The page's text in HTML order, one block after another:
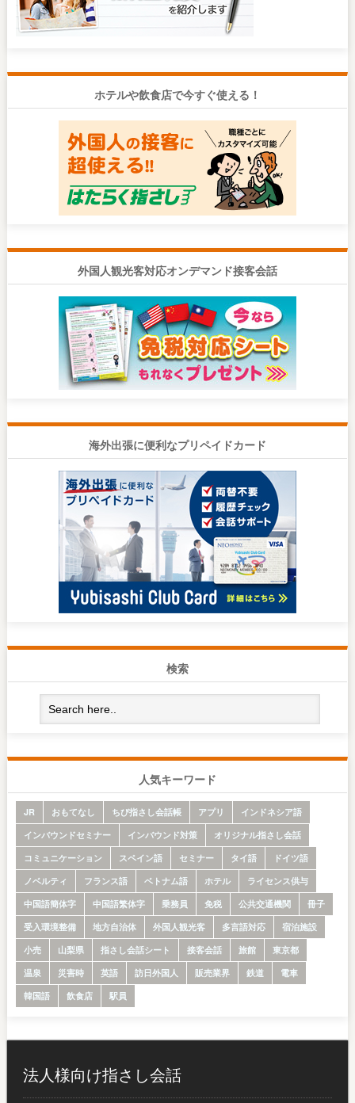
ホテルや飲食店で今すぐ使える！
外国人観光客対応オンデマンド接客会話
海外出張に便利なプリペイドカード
検索
人気キーワード
JR おもてなし ちび指さし会話帳 アプリ
インドネシア語
インバウンドセミナー
インバウンド対策
オリジナル指さし会話
コミュニケーション
スペイン語 セミナー タイ語
ドイツ語
ノベルティ
フランス語 ベトナム語 ホテル
ライセンス供与
中国語簡体字
中国語繁体字 乗務員 免税 公共交通機関
冊子
受入環境整備
地方自治体 外国人観光客 多言語対応
宿泊施設
小売
山梨県 指さし会話シート 接客会話 旅館
東京都
温泉
災害時 英語 訪日外国人 販売業界 鉄道
電車
韓国語
飲食店 駅員
法人様向け指さし会話